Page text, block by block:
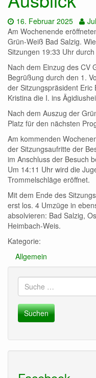
Datum:
16. Februar 2025
Am Wochenende
Grün-Weiß Bad Salzig.
Sitzungen 19:33 Uhr
Nach dem Einzug des CV
Begrüßung durch den 1.
der Sitzungspräsident Eric
Kristina die I. ins
Nach dem Auszug der
Platz für den nächsten
Am kommenden
der Sitzungsaufritte der
im Anschluss der Besuch
Um 14:11 Uhr wird die
Trommelschläge eröffnet.
Mit dem Ende des
erst los. 4 Umzüge in
absolvieren: Bad Salzig,
Heimbach-Weis.
Kategorie:
Allgemein
Suche
nach: